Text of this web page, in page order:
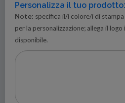
Personalizza il tuo prodotto:
Note: specifica il/i colore/i di
per la personalizzazione; allega il
disponibile.